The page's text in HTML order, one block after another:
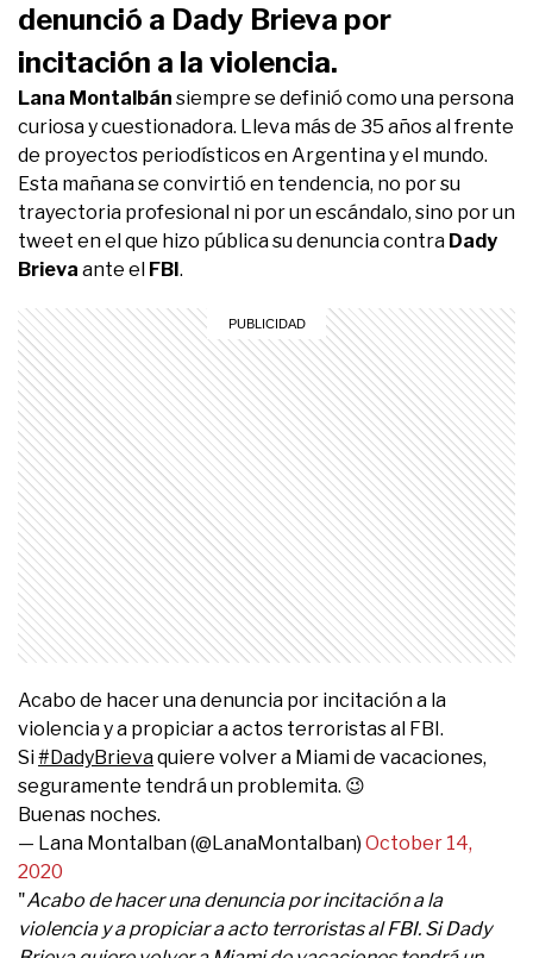
denunció a Dady Brieva por
incitación a la violencia.
Lana Montalbán siempre se definió como una persona
curiosa y cuestionadora. Lleva más de 35 años al frente
de proyectos periodísticos en Argentina y el mundo.
Esta mañana se convirtió en tendencia, no por su
trayectoria profesional ni por un escándalo, sino por un
tweet en el que hizo pública su denuncia contra Dady
Brieva ante el FBI.
Acabo de hacer una denuncia por incitación a la
violencia y a propiciar a actos terroristas al FBI.
Si#DadyBrievaquiere volver a Miami de vacaciones,
seguramente tendrá un problemita. 😉
Buenas noches.
— Lana Montalban (@LanaMontalban) October 14,
2020
"Acabo de hacer una denuncia por incitación a la
violencia y a propiciar a acto terroristas al FBI. Si Dady